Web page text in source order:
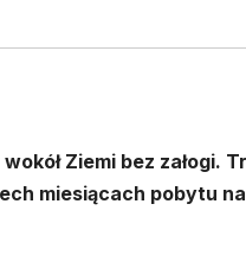
Ziemi bez załogi.
miesiącach pobytu